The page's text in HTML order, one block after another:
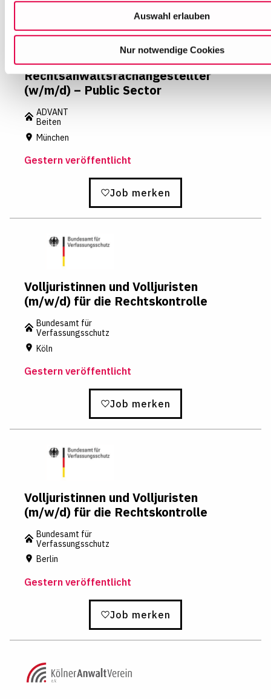
Auswahl erlauben
Nur notwendige Cookies
Rechtsanwaltsfachangestellter
(w/m/d) – Public Sector
ADVANT
Beiten
München
Gestern veröffentlicht
Job merken
Volljuristinnen und Volljuristen
(m/w/d) für die Rechtskontrolle
Bundesamt für
Verfassungsschutz
Köln
Gestern veröffentlicht
Job merken
Volljuristinnen und Volljuristen
(m/w/d) für die Rechtskontrolle
Bundesamt für
Verfassungsschutz
Berlin
Gestern veröffentlicht
Job merken